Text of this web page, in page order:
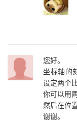
4.2.2 设定和获取属性
4.3 添加、插入和删除
4.4.3 绑定的顺序 76
4.5 update、enter、exit
4.5.1 enter的处理方法
4.5.2 exit的处理方法
4.5.3 数据更新时的处
4.6 选择集的常用方法
4.6.1 过滤filter 80
您好。
坐标轴的
设定两个
你可以用
然后在位
谢谢。